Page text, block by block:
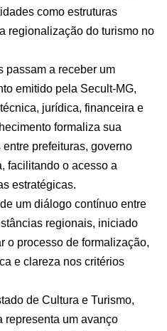
como estruturas
regionalização do turismo no
passam a receber um
emitido pela Secult-MG,
jurídica, financeira e
formaliza sua
prefeituras, governo
facilitando o acesso a
estratégicas.
um diálogo contínuo entre
regionais, iniciado
o processo de formalização,
e clareza nos critérios
de Cultura e Turismo,
representa um avanço